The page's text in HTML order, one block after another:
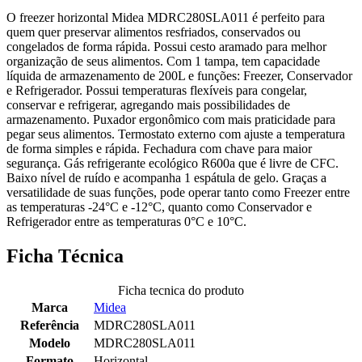
O freezer horizontal Midea MDRC280SLA011 é perfeito para
quem quer preservar alimentos resfriados, conservados ou
congelados de forma rápida. Possui cesto aramado para melhor
organização de seus alimentos. Com 1 tampa, tem capacidade
líquida de armazenamento de 200L e funções: Freezer, Conservador
e Refrigerador. Possui temperaturas flexíveis para congelar,
conservar e refrigerar, agregando mais possibilidades de
armazenamento. Puxador ergonômico com mais praticidade para
pegar seus alimentos. Termostato externo com ajuste a temperatura
de forma simples e rápida. Fechadura com chave para maior
segurança. Gás refrigerante ecológico R600a que é livre de CFC.
Baixo nível de ruído e acompanha 1 espátula de gelo. Graças a
versatilidade de suas funções, pode operar tanto como Freezer entre
as temperaturas -24°C e -12°C, quanto como Conservador e
Refrigerador entre as temperaturas 0°C e 10°C.
Ficha Técnica
Ficha tecnica do produto
Marca
Midea
Referência
MDRC280SLA011
Modelo
MDRC280SLA011